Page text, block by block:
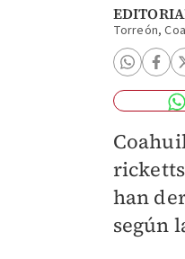
Torreón,
han
según